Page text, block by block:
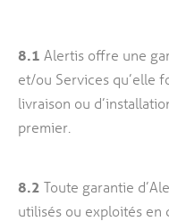
8.1 Alertis offre une
et/ou Services qu’elle
livraison ou
premier.
8.2 Toute garantie
utilisés ou exploités en